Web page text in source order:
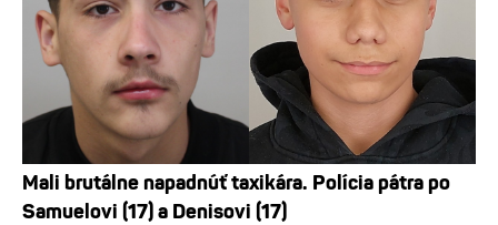
Mali brutálne napadnúť taxikára. Polícia pátra po
Samuelovi (17) a Denisovi (17)